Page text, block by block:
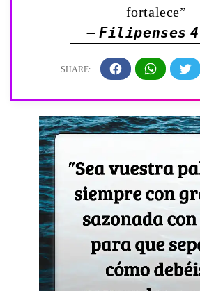
fortalece”
— Filipenses